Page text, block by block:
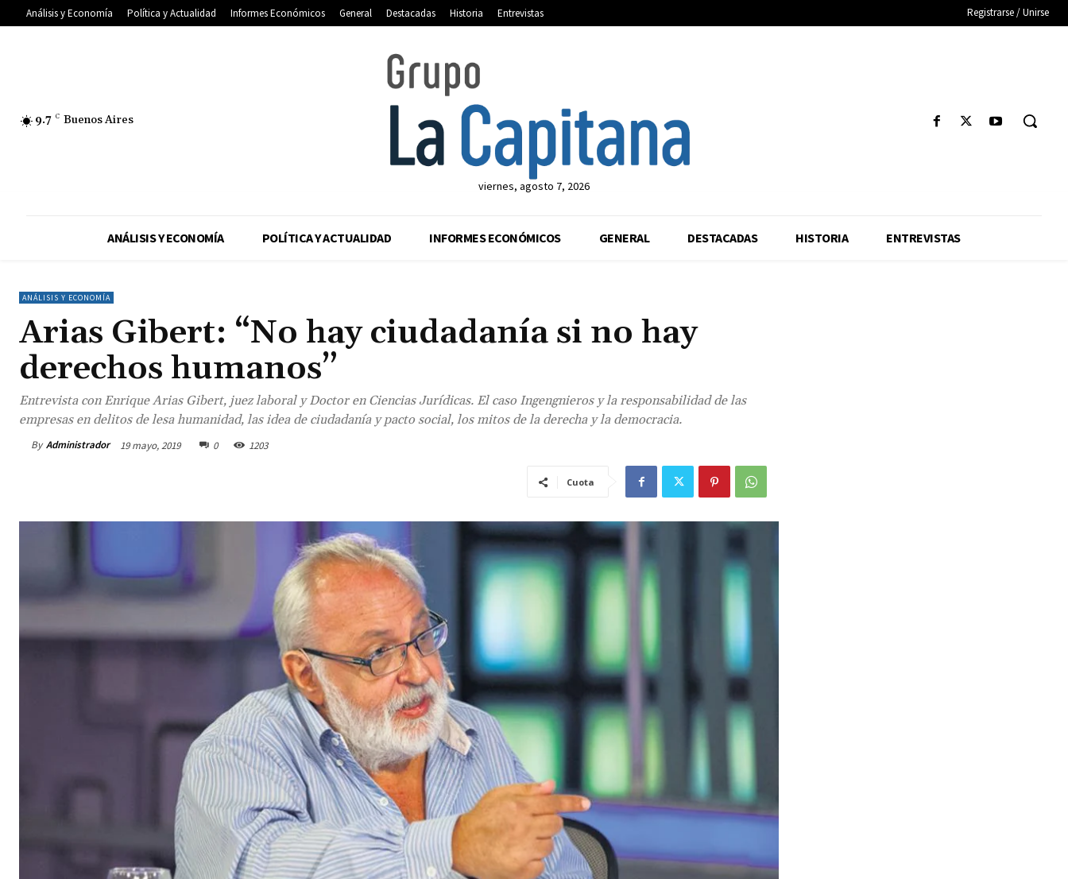
Análisis y Economía Política y Actualidad Informes Económicos General Destacadas Historia Entrevistas Registrarse / Unirse
9.7 C Buenos Aires
viernes, agosto 7, 2026
ANÁLISIS Y ECONOMÍA POLÍTICA Y ACTUALIDAD INFORMES ECONÓMICOS GENERAL DESTACADAS HISTORIA ENTREVISTAS
ANÁLISIS Y ECONOMÍA
Arias Gibert: “No hay ciudadanía si no hay
derechos humanos”
Entrevista con Enrique Arias Gibert, juez laboral y Doctor en Ciencias Jurídicas. El caso Ingengnieros y la responsabilidad de las
empresas en delitos de lesa humanidad, las idea de ciudadanía y pacto social, los mitos de la derecha y la democracia.
By Administrador 19 mayo, 2019 0 1203
Cuota